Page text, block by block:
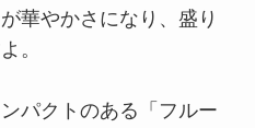
華やかさになり、盛り
。
パクトのある「フルー